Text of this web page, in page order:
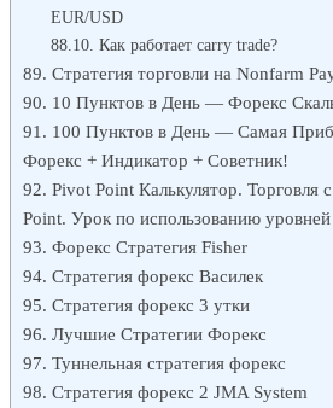
EUR/USD
Как работает carry trade?
Стратегия торговли на Nonfarm
10 Пунктов в День — Форекс
100 Пунктов в День — Самая
Форекс + Индикатор + Советник!
Pivot Point Калькулятор. Торговля
Point. Урок по использованию уровней
Форекс Стратегия Fisher
Стратегия форекс Василек
Стратегия форекс 3 утки
Лучшие Стратегии Форекс
Туннельная стратегия форекс
Cтратегия форекс 2 JMA System